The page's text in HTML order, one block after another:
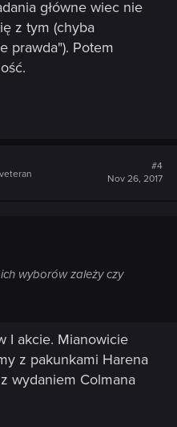
główne wiec nie
z tym (chyba
prawda"). Potem
#4
Nov 26, 2017
wyborów zależy czy
I akcie. Mianowicie
z pakunkami Harena
wydaniem Colmana